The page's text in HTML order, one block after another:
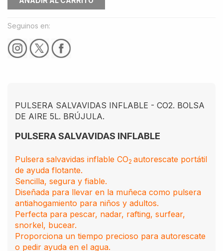
Seguinos en:
PULSERA SALVAVIDAS INFLABLE - CO2. BOLSA
DE AIRE 5L. BRÚJULA.
PULSERA SALVAVIDAS INFLABLE
Pulsera salvavidas inflable CO2 autorescate portátil
de ayuda flotante.
Sencilla, segura y fiable.
Diseñada para llevar en la muñeca como pulsera
antiahogamiento para niños y adultos.
Perfecta para pescar, nadar, rafting, surfear,
snorkel, bucear.
Proporciona un tiempo precioso para autorescate
o pedir ayuda en el agua.